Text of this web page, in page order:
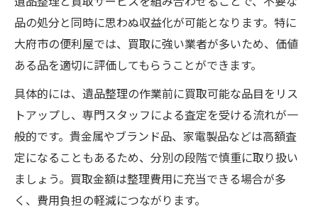
品の処分と同時に思わぬ収益化が可能となります。特に
大府市の便利屋では、買取に強い業者が多いため、価値
ある品を適切に評価してもらうことができます。
具体的には、遺品整理の作業前に買取可能な品目をリス
トアップし、専門スタッフによる査定を受ける流れが一
般的です。貴金属やブランド品、家電製品などは高額査
定になることもあるため、分別の段階で慎重に取り扱い
ましょう。買取金額は整理費用に充当できる場合が多
く、費用負担の軽減につながります。